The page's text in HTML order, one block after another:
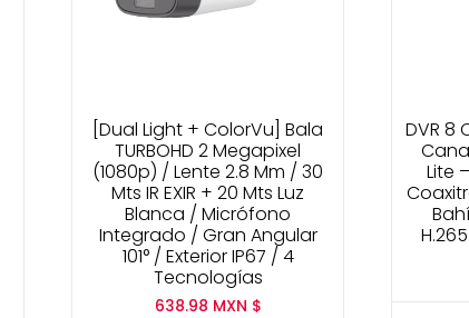
[Dual Light + ColorVu] Bala
TURBOHD 2 Megapixel
(1080p) / Lente 2.8 Mm / 30
Mts IR EXIR + 20 Mts Luz
Blanca / Micrófono
Integrado / Gran Angular
101° / Exterior IP67 / 4
Tecnologías
638.98 MXN $
DVR 8
Lite